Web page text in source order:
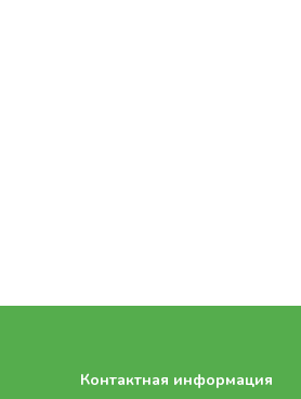
Контактная информация